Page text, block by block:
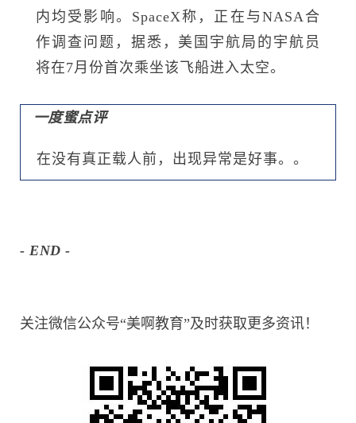
内均受影响。SpaceX称，正在与NASA合
作调查问题，据悉，美国宇航局的宇航员
将在7月份首次乘坐该飞船进入太空。
一度蜜点评
在没有真正载人前，出现异常是好事。。
- END -
关注微信公众号“美啊教育”及时获取更多资讯！